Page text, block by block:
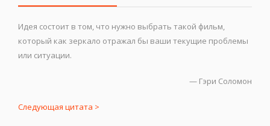
Идея состоит в том, что нужно выбрать такой фильм,
который как зеркало отражал бы ваши текущие проблемы
или ситуации.
— Гэри Соломон
Следующая цитата >